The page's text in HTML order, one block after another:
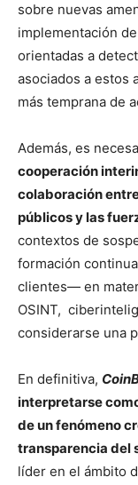
sobre nuevas
implementación
orientadas a
asociados a estos
más temprana de
Además, es
cooperación
colaboración
públicos y las
contextos de
formación
clientes— en
OSINT,
considerarse una
En definitiva,
interpretarse
de un fenómeno
transparencia del
líder en el ámbito